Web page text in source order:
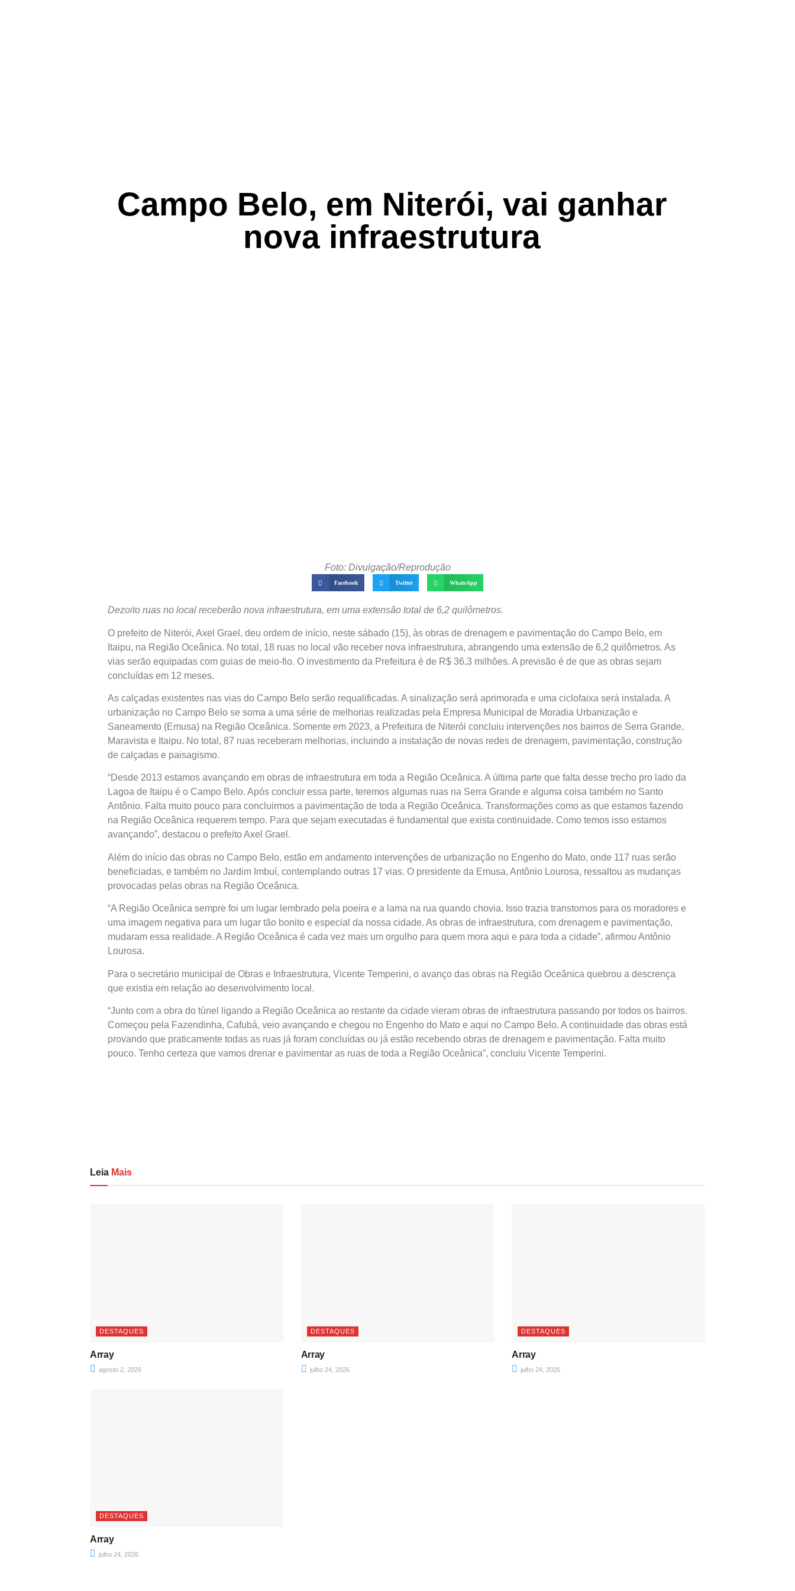
Campo Belo, em Niterói, vai ganhar
nova infraestrutura
Foto: Divulgação/Reprodução
Facebook Twitter WhatsApp
Dezoito ruas no local receberão nova infraestrutura, em uma extensão total de 6,2 quilômetros.
O prefeito de Niterói, Axel Grael, deu ordem de início, neste sábado (15), às obras de drenagem e pavimentação do Campo Belo, em
Itaipu, na Região Oceânica. No total, 18 ruas no local vão receber nova infraestrutura, abrangendo uma extensão de 6,2 quilômetros. As
vias serão equipadas com guias de meio-fio. O investimento da Prefeitura é de R$ 36,3 milhões. A previsão é de que as obras sejam
concluídas em 12 meses.
As calçadas existentes nas vias do Campo Belo serão requalificadas. A sinalização será aprimorada e uma ciclofaixa será instalada. A
urbanização no Campo Belo se soma a uma série de melhorias realizadas pela Empresa Municipal de Moradia Urbanização e
Saneamento (Emusa) na Região Oceânica. Somente em 2023, a Prefeitura de Niterói concluiu intervenções nos bairros de Serra Grande,
Maravista e Itaipu. No total, 87 ruas receberam melhorias, incluindo a instalação de novas redes de drenagem, pavimentação, construção
de calçadas e paisagismo.
“Desde 2013 estamos avançando em obras de infraestrutura em toda a Região Oceânica. A última parte que falta desse trecho pro lado da
Lagoa de Itaipu é o Campo Belo. Após concluir essa parte, teremos algumas ruas na Serra Grande e alguma coisa também no Santo
Antônio. Falta muito pouco para concluirmos a pavimentação de toda a Região Oceânica. Transformações como as que estamos fazendo
na Região Oceânica requerem tempo. Para que sejam executadas é fundamental que exista continuidade. Como temos isso estamos
avançando”, destacou o prefeito Axel Grael.
Além do início das obras no Campo Belo, estão em andamento intervenções de urbanização no Engenho do Mato, onde 117 ruas serão
beneficiadas, e também no Jardim Imbuí, contemplando outras 17 vias. O presidente da Emusa, Antônio Lourosa, ressaltou as mudanças
provocadas pelas obras na Região Oceânica.
“A Região Oceânica sempre foi um lugar lembrado pela poeira e a lama na rua quando chovia. Isso trazia transtornos para os moradores e
uma imagem negativa para um lugar tão bonito e especial da nossa cidade. As obras de infraestrutura, com drenagem e pavimentação,
mudaram essa realidade. A Região Oceânica é cada vez mais um orgulho para quem mora aqui e para toda a cidade”, afirmou Antônio
Lourosa.
Para o secretário municipal de Obras e Infraestrutura, Vicente Temperini, o avanço das obras na Região Oceânica quebrou a descrença
que existia em relação ao desenvolvimento local.
“Junto com a obra do túnel ligando a Região Oceânica ao restante da cidade vieram obras de infraestrutura passando por todos os bairros.
Começou pela Fazendinha, Cafubá, veio avançando e chegou no Engenho do Mato e aqui no Campo Belo. A continuidade das obras está
provando que praticamente todas as ruas já foram concluídas ou já estão recebendo obras de drenagem e pavimentação. Falta muito
pouco. Tenho certeza que vamos drenar e pavimentar as ruas de toda a Região Oceânica”, concluiu Vicente Temperini.
Leia Mais
DESTAQUES
Array
agosto 2, 2026
DESTAQUES
Array
julho 24, 2026
DESTAQUES
Array
julho 24, 2026
DESTAQUES
Array
julho 24, 2026